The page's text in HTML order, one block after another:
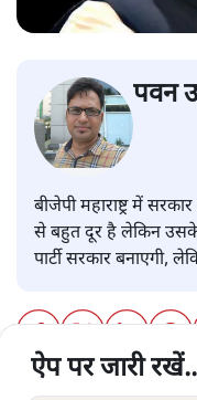
पवन
बीजेपी महाराष्ट्र में
से बहुत दूर है लेकिन उसके
पार्टी सरकार बनाएगी,
बीजेपी ने चुनाव नतीजे
ऐप पर जारी
ऐप पर जारी
ऐप पर जारी
ऐप पर जारी
ऐप पर जारी
ऐप पर जारी
ऐप पर जारी
ऐप पर जारी